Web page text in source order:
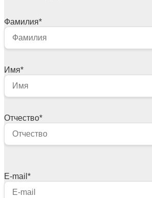
Фамилия*
Имя*
Отчество*
E-mail *